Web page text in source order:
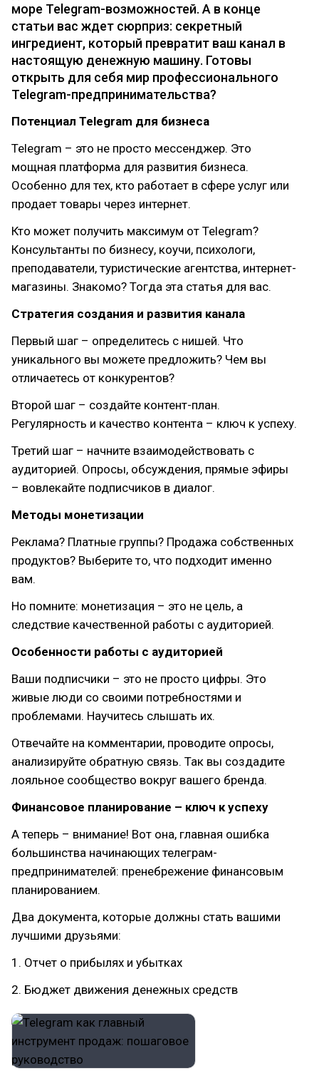
море Telegram-возможностей. А в конце
статьи вас ждет сюрприз: секретный
ингредиент, который превратит ваш канал в
настоящую денежную машину. Готовы
открыть для себя мир профессионального
Telegram-предпринимательства?
Потенциал Telegram для бизнеса
Telegram – это не просто мессенджер. Это
мощная платформа для развития бизнеса.
Особенно для тех, кто работает в сфере услуг или
продает товары через интернет.
Кто может получить максимум от Telegram?
Консультанты по бизнесу, коучи, психологи,
преподаватели, туристические агентства, интернет-
магазины. Знакомо? Тогда эта статья для вас.
Стратегия создания и развития канала
Первый шаг – определитесь с нишей. Что
уникального вы можете предложить? Чем вы
отличаетесь от конкурентов?
Второй шаг – создайте контент-план.
Регулярность и качество контента – ключ к успеху.
Третий шаг – начните взаимодействовать с
аудиторией. Опросы, обсуждения, прямые эфиры
– вовлекайте подписчиков в диалог.
Методы монетизации
Реклама? Платные группы? Продажа собственных
продуктов? Выберите то, что подходит именно
вам.
Но помните: монетизация – это не цель, а
следствие качественной работы с аудиторией.
Особенности работы с аудиторией
Ваши подписчики – это не просто цифры. Это
живые люди со своими потребностями и
проблемами. Научитесь слышать их.
Отвечайте на комментарии, проводите опросы,
анализируйте обратную связь. Так вы создадите
лояльное сообщество вокруг вашего бренда.
Финансовое планирование – ключ к успеху
А теперь – внимание! Вот она, главная ошибка
большинства начинающих телеграм-
предпринимателей: пренебрежение финансовым
планированием.
Два документа, которые должны стать вашими
лучшими друзьями:
1. Отчет о прибылях и убытках
2. Бюджет движения денежных средств